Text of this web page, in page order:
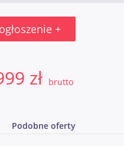
+
zł brutto
Podobne oferty